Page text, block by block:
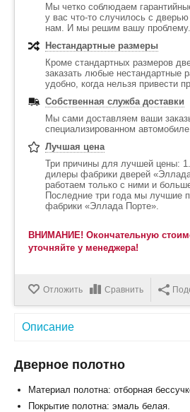
Мы четко соблюдаем
у вас что-то случилось с
нам. И мы решим вашу проблему.
Нестандартные размеры
Кроме стандартных размеров
заказать любые нестандартные
удобно, когда нельзя привести
Собственная служба доставки
Мы сами доставляем ваши
специализированном автомобиле.
Лучшая цена
Три причины для лучшей цены:
дилеры фабрики дверей
работаем только с ними и
Последние три года мы лучшие
фабрики «Эллада Порте».
ВНИМАНИЕ! Окончательную
уточняйте у менеджера!
Отложить Сравнить
Описание
Дверное полотно
Материал полотна: отборная
Покрытие полотна: эмаль белая.